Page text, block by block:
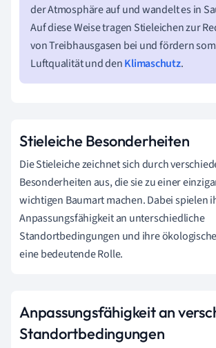
der Atmosphäre auf und wandelt es in
Auf diese Weise tragen Stieleichen zur
von Treibhausgasen bei und fördern
Luftqualität und denKlimaschutz.
Stieleiche Besonderheiten
Die Stieleiche zeichnet sich durch
Besonderheiten aus, die sie zu einer
wichtigen Baumart machen. Dabei spielen
Anpassungsfähigkeit an unterschiedliche
Standortbedingungen und ihre
eine bedeutende Rolle.
Anpassungsfähigkeit an
Standortbedingungen